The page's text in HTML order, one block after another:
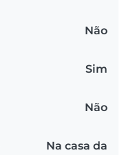
Não
Sim
Não
Na casa da